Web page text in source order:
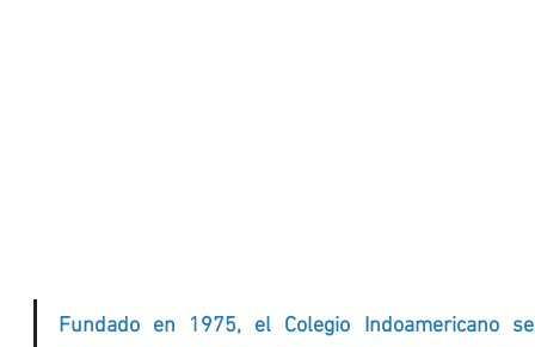
Fundado en 1975, el Colegio Indoamericano